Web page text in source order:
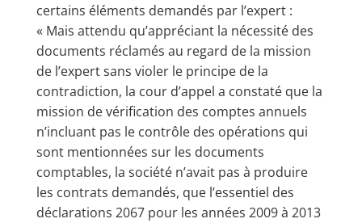
certains éléments demandés par l’expert :
« Mais attendu qu’appréciant la nécessité des
documents réclamés au regard de la mission
de l’expert sans violer le principe de la
contradiction, la cour d’appel a constaté que la
mission de vérification des comptes annuels
n’incluant pas le contrôle des opérations qui
sont mentionnées sur les documents
comptables, la société n’avait pas à produire
les contrats demandés, que l’essentiel des
déclarations 2067 pour les années 2009 à 2013